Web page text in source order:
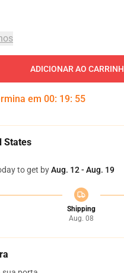
ADICIONAR AO
em 00: 19: 54
States
to get byAug. 12 - Aug. 19
Shipping
Aug. 08